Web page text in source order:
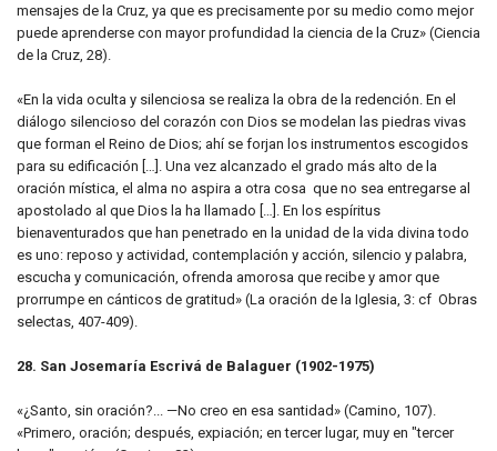
mensajes de la Cruz, ya que es precisamente por su medio como mejor
puede aprenderse con mayor profundidad la ciencia de la Cruz» (Ciencia
de la Cruz, 28).
«En la vida oculta y silenciosa se realiza la obra de la redención. En el
diálogo silencioso del corazón con Dios se modelan las piedras vivas
que forman el Reino de Dios; ahí se forjan los instrumentos escogidos
para su edificación […]. Una vez alcanzado el grado más alto de la
oración mística, el alma no aspira a otra cosa que no sea entregarse al
apostolado al que Dios la ha llamado […]. En los espíritus
bienaventurados que han penetrado en la unidad de la vida divina todo
es uno: reposo y actividad, contemplación y acción, silencio y palabra,
escucha y comunicación, ofrenda amorosa que recibe y amor que
prorrumpe en cánticos de gratitud» (La oración de la Iglesia, 3: cf Obras
selectas, 407-409).
28. San Josemaría Escrivá de Balaguer (1902-1975)
«¿Santo, sin oración?... —No creo en esa santidad» (Camino, 107).
«Primero, oración; después, expiación; en tercer lugar, muy en "tercer